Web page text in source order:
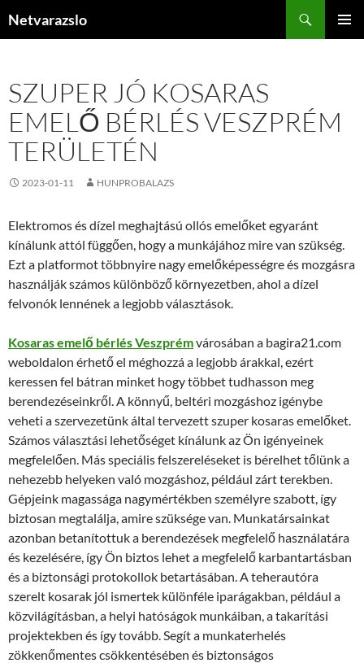
Netvarazslo
SZUPER JÓ KOSARAS
EMELŐ BÉRLÉS VESZPRÉM
TERÜLETÉN
2023-01-11 HUNPROBALAZS
Elektromos és dízel meghajtású ollós emelőket egyaránt
kínálunk attól függően, hogy a munkájához mire van szükség.
Ezt a platformot többnyire nagy emelőképességre és mozgásra
használják számos különböző környezetben, ahol a dízel
felvonók lennének a legjobb választások.
Kosaras emelő bérlés Veszprémvárosában a bagira21.com
weboldalon érhető el méghozzá a legjobb árakkal, ezért
keressen fel bátran minket hogy többet tudhasson meg
berendezéseinkről. A könnyű, beltéri mozgáshoz igénybe
veheti a szervezetünk által tervezett szuper kosaras emelőket.
Számos választási lehetőséget kínálunk az Ön igényeinek
megfelelően. Más speciális felszereléseket is bérelhet tőlünk a
nehezebb helyeken való mozgáshoz, például zárt terekben.
Gépjeink magassága nagymértékben személyre szabott, így
biztosan megtalálja, amire szüksége van. Munkatársainkat
azonban betanítottuk a berendezések megfelelő használatára
és kezelésére, így Ön biztos lehet a megfelelő karbantartásban
és a biztonsági protokollok betartásában. A teherautóra
szerelt kosarak jól ismertek különféle iparágakban, például a
közvilágításban, a helyi hatóságok munkáiban, a takarítási
projektekben és így tovább. Segít a munkaterhelés
zökkenőmentes csökkentésében és biztonságos